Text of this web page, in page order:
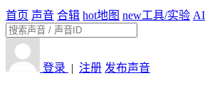
首页 声音 合辑 hot地图 new工具/实验
登录 | 注册 发布声音